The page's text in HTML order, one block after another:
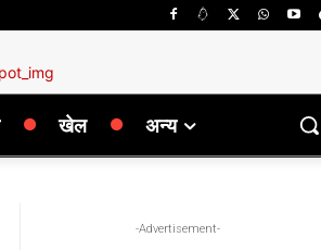
खेल अन्य
-Advertisement-